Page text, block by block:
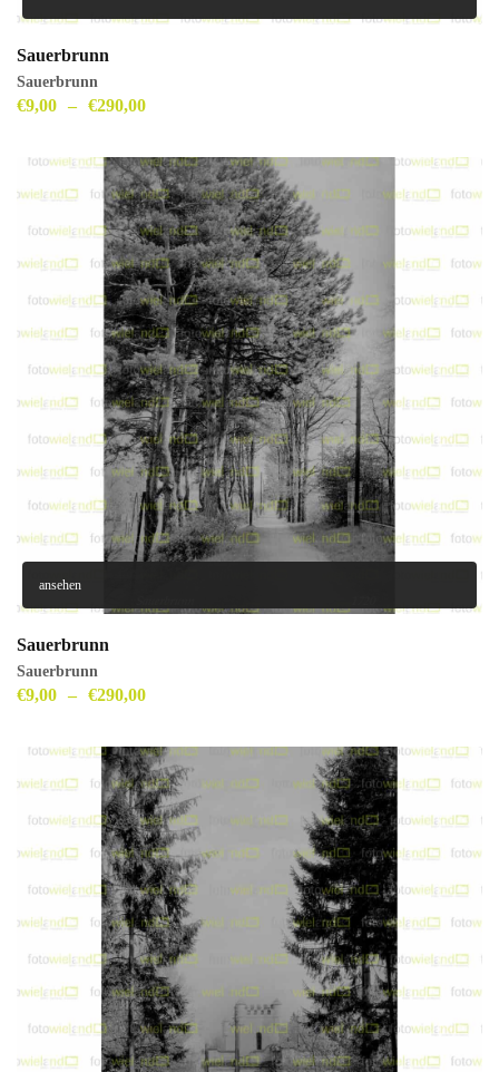
Sauerbrunn
Sauerbrunn
€9,00 – €290,00
ansehen
Sauerbrunn
Sauerbrunn
€9,00 – €290,00